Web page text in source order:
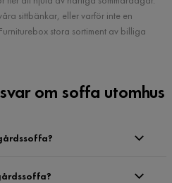
sittbänkar, eller varför inte en
stora sortiment av billiga
om soffa utomhus